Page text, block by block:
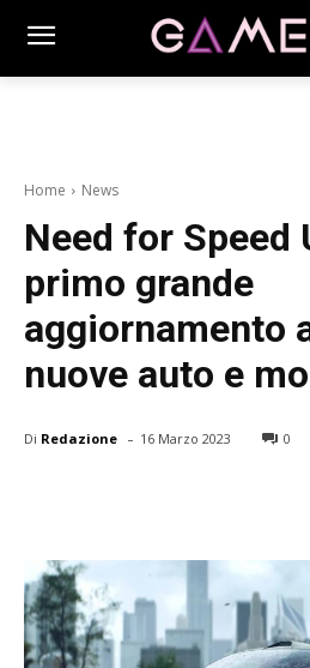
Home News
Need for Speed
primo grande
aggiornamento
nuove auto e
Di Redazione - 16 Marzo 2023 0